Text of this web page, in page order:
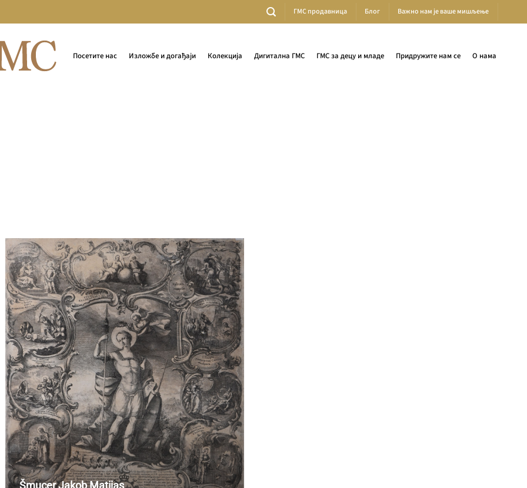
ГМС продавница Блог Важно нам је ваше мишљење
Посетите нас Изложбе и догађаји Колекција Дигитална ГМС ГМС за децу и младе Придружите нам се О нама
Šmucer Jakob Matijas